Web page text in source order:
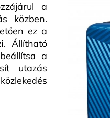
a
közben.
ez a
. Állítható
a
utazás